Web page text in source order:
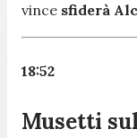
vince sfiderà
18:52
Musetti